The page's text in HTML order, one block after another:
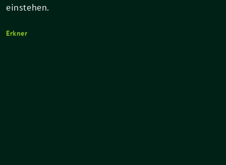
einstehen.
Erkner